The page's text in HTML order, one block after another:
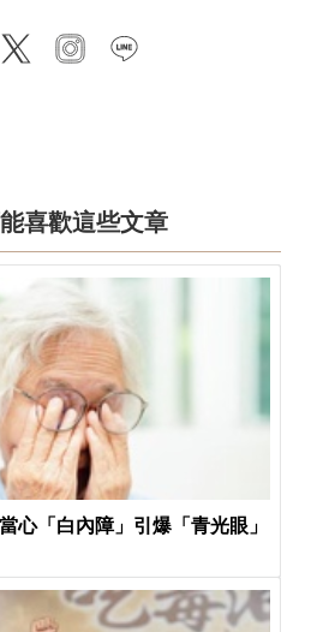
twitter instagram
喜歡這些文章
心「白內障」引爆「青光眼」